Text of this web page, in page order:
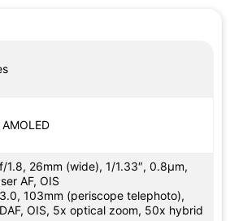
1.8, 26mm (wide), 1/1.33″, 0.8µm,
AF, OIS
103mm (periscope telephoto),
OIS, 5x optical zoom, 50x hybrid